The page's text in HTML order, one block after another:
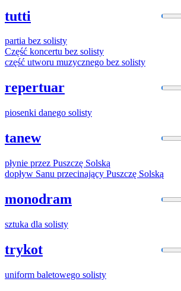
tutti
partia bez solisty
Część koncertu bez solisty
część utworu muzycznego bez solisty
repertuar
piosenki danego solisty
tanew
płynie przez Puszczę Solską
dopływ Sanu przecinający Puszczę Solską
monodram
sztuka dla solisty
trykot
uniform baletowego solisty